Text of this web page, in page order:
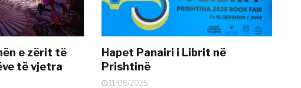
e zërit të
të vjetra
Hapet Panairi i Librit në
Prishtinë
11/06/2025